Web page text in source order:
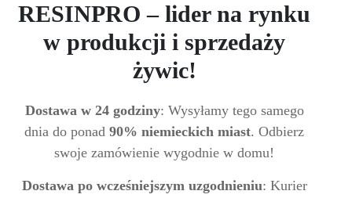
RESINPRO – lider na rynku
w produkcji i sprzedaży
żywic!
Dostawa w 24 godziny: Wysyłamy tego samego
dnia do ponad 90% niemieckich miast. Odbierz
swoje zamówienie wygodnie w domu!
Dostawa po wcześniejszym uzgodnieniu: Kurier